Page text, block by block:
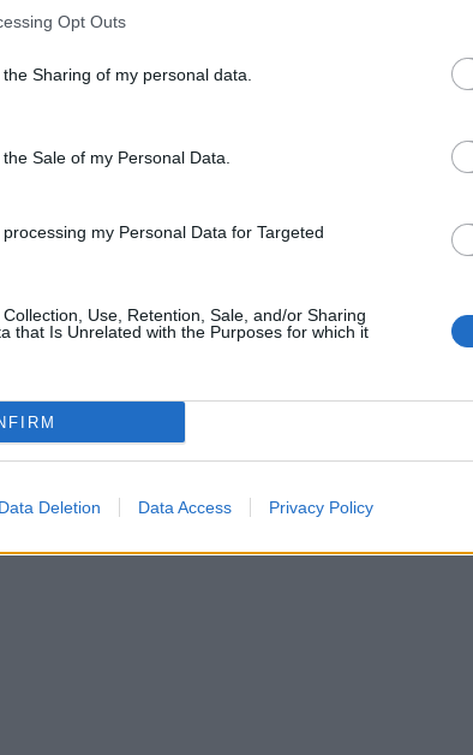
Opt Outs
Sharing of my personal data.
Sale of my Personal Data.
my Personal Data for Targeted
Use, Retention, Sale, and/or Sharing
that Is Unrelated with the Purposes for which it
Data Deletion Data Access Privacy Policy